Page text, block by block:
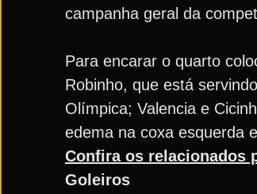
campanha geral da
Para encarar o quarto
Robinho, que está
Olímpica; Valencia e
edema na coxa esquerda
Confira os relacionados
Goleiros